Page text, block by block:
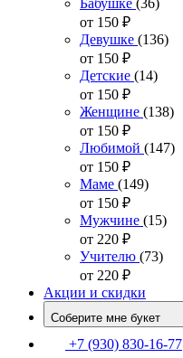
Бабушке (36)
от 150 ₽
Девушке (136)
от 150 ₽
Детские (14)
от 150 ₽
Женщине (138)
от 150 ₽
Любимой (147)
от 150 ₽
Маме (149)
от 150 ₽
Мужчине (15)
от 220 ₽
Учителю (73)
от 220 ₽
Акции и скидки
Соберите мне букет
+7 (930) 830-16-77